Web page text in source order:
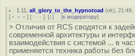
1.11 ,all_glory_to_the_hypnotoad (ok), 21:49,
[ ﹢﹢﹢ ] [ · · · ] [↓] [к модератору]
> Отличия от RCS сводятся к
современной архитектуры и
взаимодействия с системой ... в
применяется техника работы без